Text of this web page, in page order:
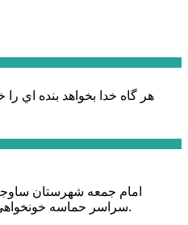
هر گاه خدا بخواهد بنده اي را
امام جمعه شهرستان
سراسر حماسه خونخواهی و مرگ بر آمریکا و اسرائیل بود.